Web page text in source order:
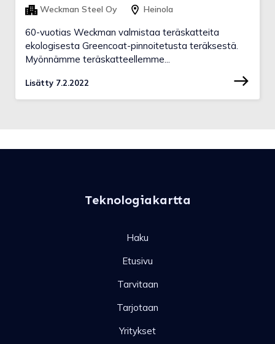
Weckman Steel Oy Heinola
60-vuotias Weckman valmistaa teräskatteita
ekologisesta Greencoat-pinnoitetusta teräksestä.
Myönnämme teräskatteellemme...
Lisätty 7.2.2022
Teknologiakartta
Haku
Etusivu
Tarvitaan
Tarjotaan
Yritykset